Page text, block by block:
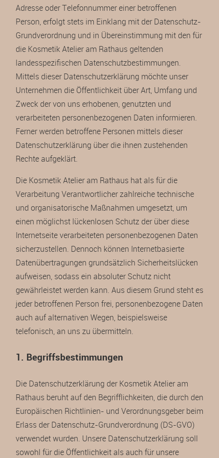
Adresse oder Telefonnummer einer betroffenen
Person, erfolgt stets im Einklang mit der Datenschutz-
Grundverordnung und in Übereinstimmung mit den für
die Kosmetik Atelier am Rathaus geltenden
landesspezifischen Datenschutzbestimmungen.
Mittels dieser Datenschutzerklärung möchte unser
Unternehmen die Öffentlichkeit über Art, Umfang und
Zweck der von uns erhobenen, genutzten und
verarbeiteten personenbezogenen Daten informieren.
Ferner werden betroffene Personen mittels dieser
Datenschutzerklärung über die ihnen zustehenden
Rechte aufgeklärt.
Die Kosmetik Atelier am Rathaus hat als für die
Verarbeitung Verantwortlicher zahlreiche technische
und organisatorische Maßnahmen umgesetzt, um
einen möglichst lückenlosen Schutz der über diese
Internetseite verarbeiteten personenbezogenen Daten
sicherzustellen. Dennoch können Internetbasierte
Datenübertragungen grundsätzlich Sicherheitslücken
aufweisen, sodass ein absoluter Schutz nicht
gewährleistet werden kann. Aus diesem Grund steht es
jeder betroffenen Person frei, personenbezogene Daten
auch auf alternativen Wegen, beispielsweise
telefonisch, an uns zu übermitteln.
1. Begriffsbestimmungen
Die Datenschutzerklärung der Kosmetik Atelier am
Rathaus beruht auf den Begrifflichkeiten, die durch den
Europäischen Richtlinien- und Verordnungsgeber beim
Erlass der Datenschutz-Grundverordnung (DS-GVO)
verwendet wurden. Unsere Datenschutzerklärung soll
sowohl für die Öffentlichkeit als auch für unsere